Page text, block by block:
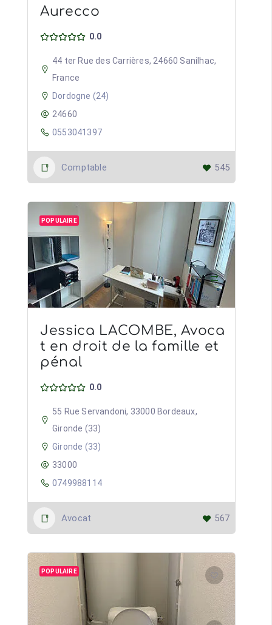
Aurecco
0.0
44 ter Rue des Carrières, 24660 Sanilhac,
France
Dordogne (24)
24660
0553041397
Comptable 545
POPULAIRE
Jessica LACOMBE, Avoca
t en droit de la famille et
pénal
0.0
55 Rue Servandoni, 33000 Bordeaux,
Gironde (33)
Gironde (33)
33000
0749988114
Avocat 567
POPULAIRE